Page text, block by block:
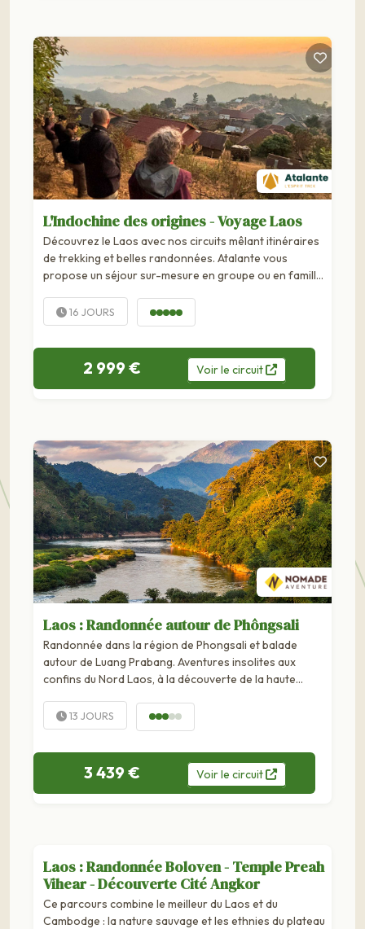
L'Indochine des origines - Voyage Laos
Découvrez le Laos avec nos circuits mêlant itinéraires
de trekking et belles randonnées. Atalante vous
propose un séjour sur-mesure en groupe ou en famille.
débouché sur la mer, le Laos est un pays de montagnes
et de forêts profondes. Le Mékong en...
16 JOURS
2 999 € Voirle circuit
Laos : Randonnée autour de Phôngsali
Randonnée dans la région de Phongsali et balade
autour de Luang Prabang. Aventures insolites aux
confins du Nord Laos, à la découverte de la haute
et... 13 JOURS
3 439 € Voirle circuit
Laos : Randonnée Boloven - Temple Preah
Vihear - Découverte Cité Angkor
Ce parcours combine le meilleur du Laos et du
Cambodge : la nature sauvage et les ethnies du plateau